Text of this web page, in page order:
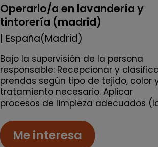
Operario/a en lavandería y
tintorería (madrid)
| España(Madrid)
Bajo la supervisión de la persona
responsable: Recepcionar y
prendas según tipo de tejido, color
tratamiento necesario. Aplicar
procesos de limpieza adecuados
Me interesa